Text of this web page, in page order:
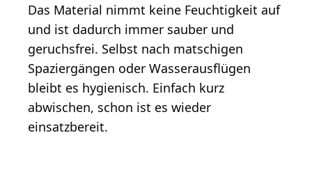
Das Material nimmt keine Feuchtigkeit auf
und ist dadurch immer sauber und
geruchsfrei. Selbst nach matschigen
Spaziergängen oder Wasserausflügen
bleibt es hygienisch. Einfach kurz
abwischen, schon ist es wieder
einsatzbereit.